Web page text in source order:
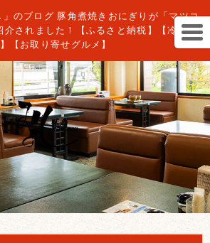
のブログ 豚角煮焼きおにぎりが「マツコ
介されました！【ふるさと納税】【冷凍通
【お取り寄せグルメ】